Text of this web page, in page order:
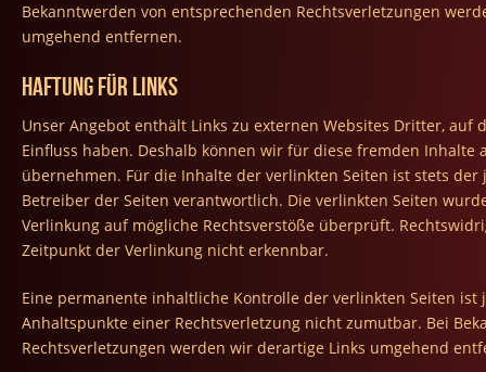
Bekanntwerden von entsprechenden Rechtsverletzungen
umgehend entfernen.
Haftung für Links
Unser Angebot enthält Links zu externen Websites Dritter, auf
Einfluss haben. Deshalb können wir für diese fremden Inhalte
übernehmen. Für die Inhalte der verlinkten Seiten ist stets
Betreiber der Seiten verantwortlich. Die verlinkten Seiten
Verlinkung auf mögliche Rechtsverstöße überprüft.
Zeitpunkt der Verlinkung nicht erkennbar.
Eine permanente inhaltliche Kontrolle der verlinkten Seiten ist
Anhaltspunkte einer Rechtsverletzung nicht zumutbar. Bei
Rechtsverletzungen werden wir derartige Links umgehend